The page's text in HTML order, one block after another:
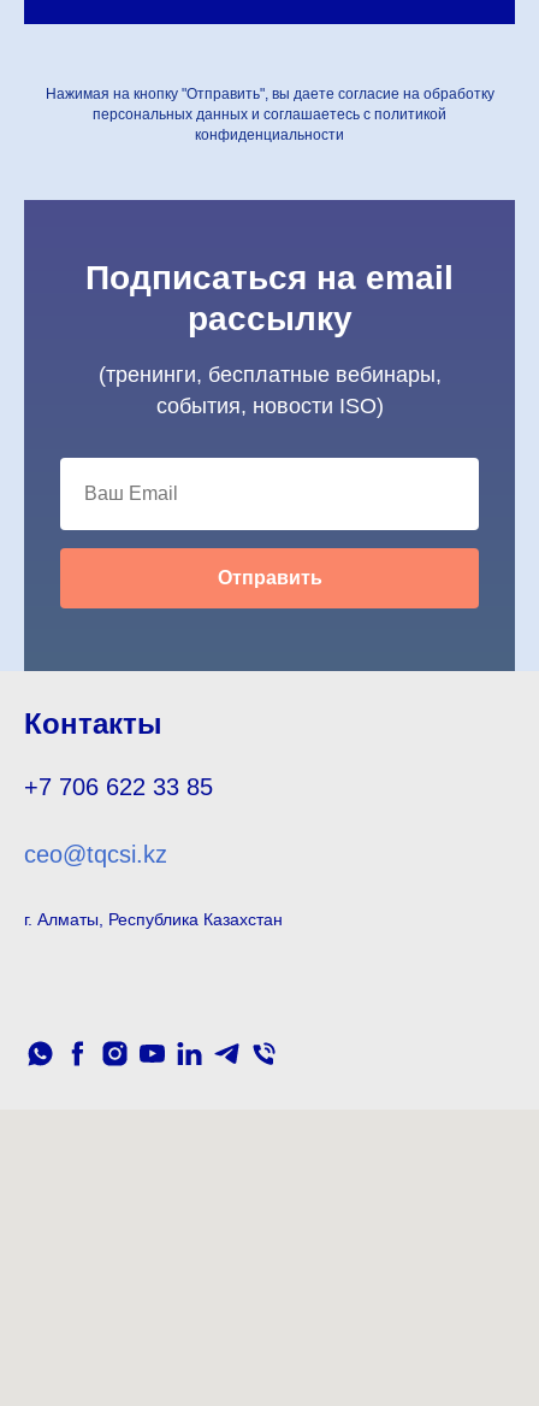
Нажимая на кнопку "Отправить", вы даете согласие на обработку
персональных данных и соглашаетесь c политикой
конфиденциальности
Подписаться на email
рассылку
(тренинги, бесплатные вебинары,
события, новости ISO)
Отправить
Контакты
+7 706 622 33 85
ceo@tqcsi.kz
г. Алматы, Республика Казахстан